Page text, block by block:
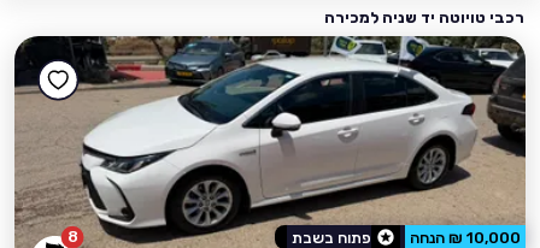
רכבי טויוטה יד שניה למכירה
8 10,000 ₪ הנחה פתוח בשבת